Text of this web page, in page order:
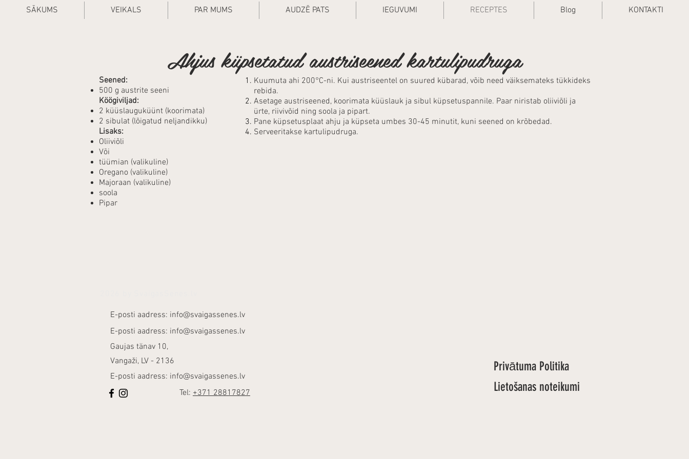
SĀKUMS VEIKALS PAR MUMS AUDZĒ PATS IEGUVUMI RECEPTES Blog KONTAKTI
Ahjus küpsetatud austriseened kartulipudruga
Seened:
500 g austrite seeni
Köögiviljad:
2 küüslauguküünt (koorimata)
2 sibulat (lõigatud neljandikku)
Lisaks:
Oliiviõli
Või
tüümian (valikuline)
Oregano (valikuline)
Majoraan (valikuline)
soola
Pipar
Kuumuta ahi 200°C-ni. Kui austriseentel on suured kübarad, võib need väiksemateks tükkideks
rebida.
Asetage austriseened, koorimata küüslauk ja sibul küpsetuspannile. Paar niristab oliiviõli ja
ürte, riivivõid ning soola ja pipart.
Pane küpsetusplaat ahju ja küpseta umbes 30-45 minutit, kuni seened on krõbedad.
Serveeritakse kartulipudruga.
E-posti aadress: info@svaigassenes.lv
E-posti aadress: info@svaigassenes.lv
Gaujas tänav 10,
Vangaži, LV - 2136
E-posti aadress: info@svaigassenes.lv
Tel: +371 28817827
Privātuma Politika
Lietošanas noteikumi